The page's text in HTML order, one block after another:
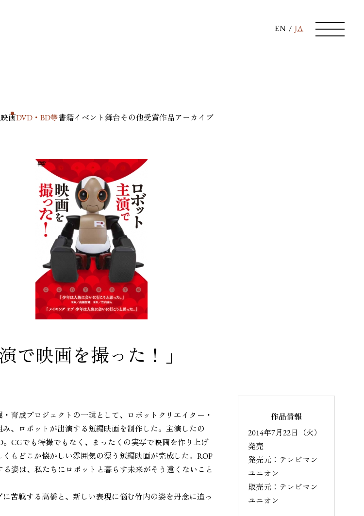
EN / JA
映画DVD・BD等書籍イベント 舞台その他受賞作品アーカイブ
で映画を撮った！」
育成プロジェクトの一環として、ロボットクリエイター・
、ロボットが出演する短編映画を制作した。主演したの
CGでも特撮でもなく、まったくの実写で映画を作り上げ
もどこか懐かしい雰囲気の漂う短編映画が完成した。ROP
姿は、私たちにロボットと暮らす未来がそう遠くないこと
苦戦する高橋と、新しい表現に悩む竹内の姿を丹念に追っ
作品情報
2014年7月22日（火）
発売
発売元：テレビマン
ユニオン
販売元：テレビマン
ユニオン